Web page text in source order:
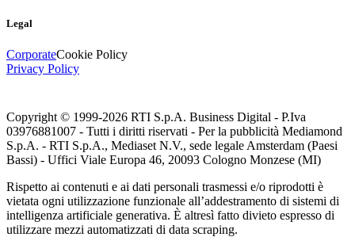
Legal
CorporateCookie Policy
Privacy Policy
Copyright © 1999-2026 RTI S.p.A. Business Digital - P.Iva
03976881007 - Tutti i diritti riservati - Per la pubblicità Mediamond
S.p.A. - RTI S.p.A., Mediaset N.V., sede legale Amsterdam (Paesi
Bassi) - Uffici Viale Europa 46, 20093 Cologno Monzese (MI)
Rispetto ai contenuti e ai dati personali trasmessi e/o riprodotti è
vietata ogni utilizzazione funzionale all’addestramento di sistemi di
intelligenza artificiale generativa. È altresì fatto divieto espresso di
utilizzare mezzi automatizzati di data scraping.